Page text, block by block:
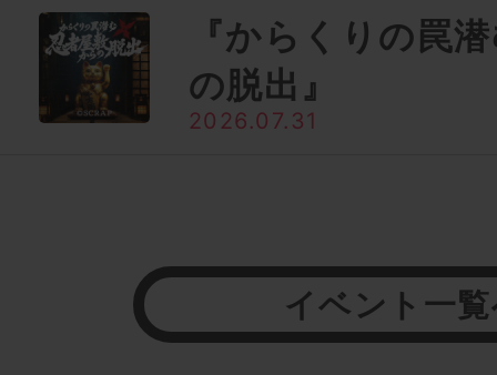
『からくりの罠
の脱出』
2026.07.31
イベント一